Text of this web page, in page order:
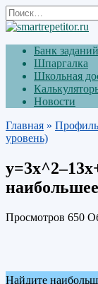
Перейти
к
содержанию
Search
for:
Банк заданий
Шпаргалка
Школьная
Новости
Главная »
уровень)
Просмотров 650
Найдите